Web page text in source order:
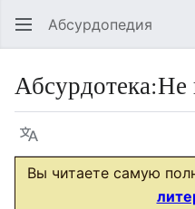
Абсурдопедия
Абсурдотека:Не
Язык
Вы читаете самую